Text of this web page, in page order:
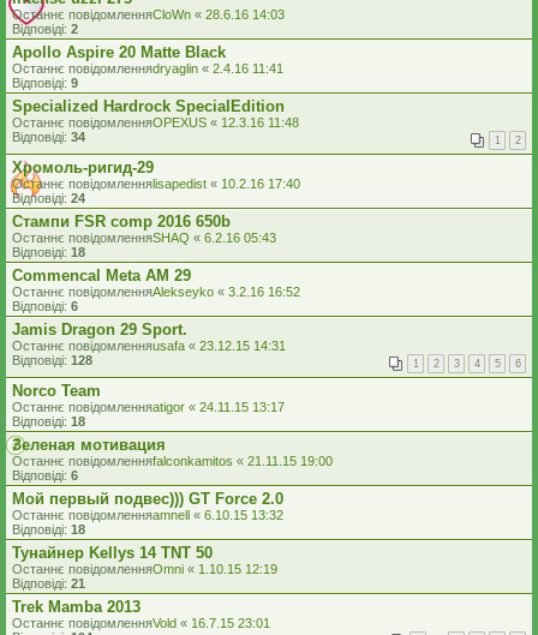
Останнє повідомленняCloWn « 28.6.16 14:03
Відповіді: 2
Apollo Aspire 20 Matte Black
Останнє повідомленняdryaglin « 2.4.16 11:41
Відповіді: 9
Specialized Hardrock SpecialEdition
Останнє повідомленняOPEXUS « 12.3.16 11:48
Відповіді: 34 1 2
Хромоль-ригид-29
Останнє повідомленняlisapedist « 10.2.16 17:40
Відповіді: 24
Стампи FSR comp 2016 650b
Останнє повідомленняSHAQ « 6.2.16 05:43
Відповіді: 18
Commencal Meta AM 29
Останнє повідомленняAlekseyko « 3.2.16 16:52
Відповіді: 6
Jamis Dragon 29 Sport.
Останнє повідомленняusafa « 23.12.15 14:31
Відповіді: 128 1 2 3 4 5 6
Norco Team
Останнє повідомленняatigor « 24.11.15 13:17
Відповіді: 18
Зеленая мотивация
Останнє повідомленняfalconkamitos « 21.11.15 19:00
Відповіді: 6
Мой первый подвес))) GT Force 2.0
Останнє повідомленняamnell « 6.10.15 13:32
Відповіді: 18
Тунайнер Kellys 14 TNT 50
Останнє повідомленняOmni « 1.10.15 12:19
Відповіді: 21
Trek Mamba 2013
Останнє повідомленняVold « 16.7.15 23:01